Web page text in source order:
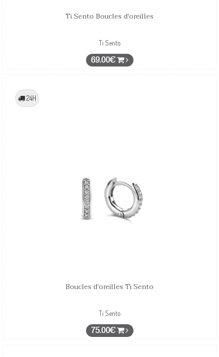
Ti Sento Boucles d'oreilles
Ti Sento
69.00€
24H
Boucles d'oreilles Ti Sento
Ti Sento
75.00€